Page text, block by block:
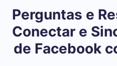
Perguntas e
Conectar e
de Facebook